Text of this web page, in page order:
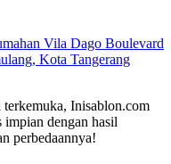
Vila Dago Boulevard
Kota Tangerang
Inisablon.com
impian dengan hasil
perbedaannya!